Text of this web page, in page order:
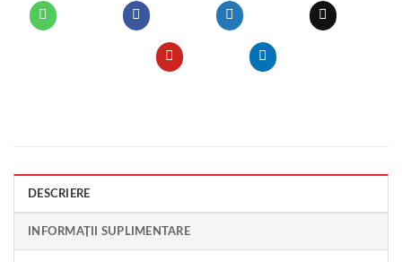
DESCRIERE
INFORMAȚII SUPLIMENTARE